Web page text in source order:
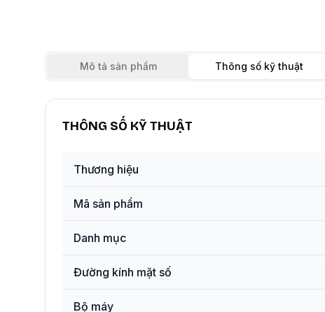
Mô tả sản phẩm Thông số kỹ thuật
THÔNG SỐ KỸ THUẬT
Thương hiệu
Mã sản phẩm
Danh mục
Đường kính mặt số
Bộ máy